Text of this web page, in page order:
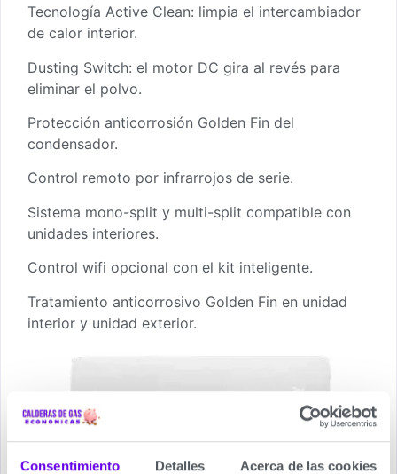
Consentimiento Detalles Acerca de las cookies
Tecnología Active Clean: limpia el intercambiador
de calor interior.
Dusting Switch: el motor DC gira al revés para
eliminar el polvo.
Protección anticorrosión Golden Fin del
condensador.
Control remoto por infrarrojos de serie.
Sistema mono-split y multi-split compatible con
unidades interiores.
Control wifi opcional con el kit inteligente.
Tratamiento anticorrosivo Golden Fin en unidad
interior y unidad exterior.